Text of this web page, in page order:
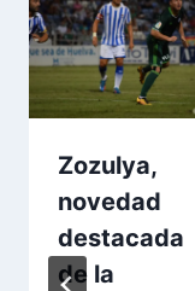
Zozulya,
novedad
destacada
de la